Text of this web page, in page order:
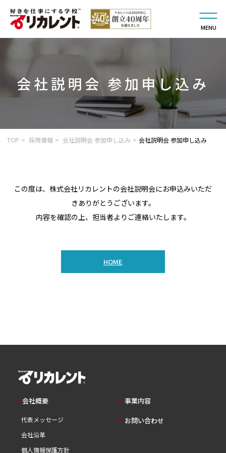
MENU
会社説明会 参加申し込み
TOP 採用情報 会社説明会 参加申し込み 会社説明会 参加申し込み
この度は、株式会社リカレントの会社説明会にお申込みいただ
きありがとうございます。
内容を確認の上、担当者よりご連絡いたします。
HOME
会社概要
代表メッセージ
会社沿革
個人情報保護方針
事業内容
お問い合わせ